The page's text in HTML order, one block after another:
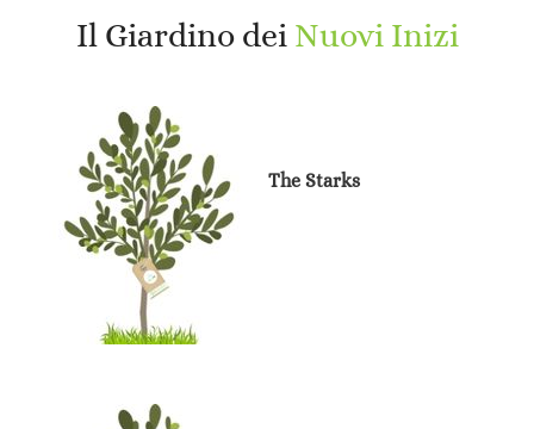
Il Giardino dei Nuovi Inizi
The Starks